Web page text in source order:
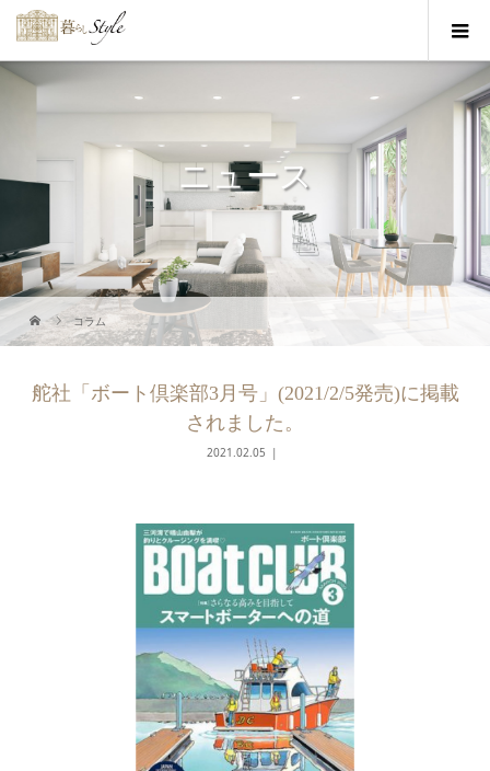
ニュース
コラム
舵社「ボート倶楽部3月号」(2021/2/5発売)に掲載
されました。
2021.02.05